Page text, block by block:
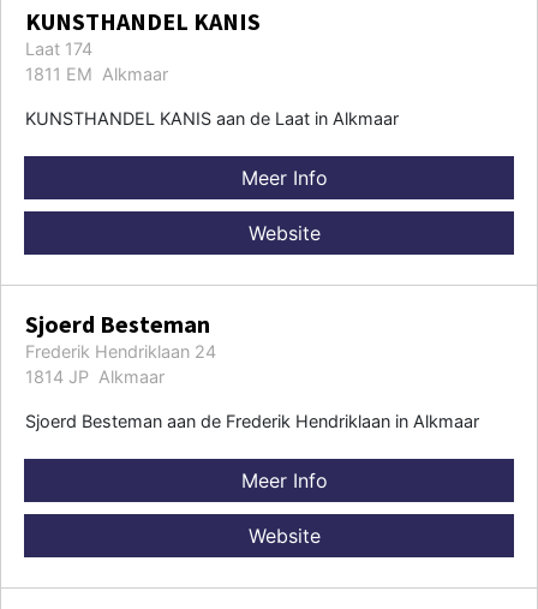
KUNSTHANDEL KANIS
Laat 174
1811 EM Alkmaar
KUNSTHANDEL KANIS aan de Laat in Alkmaar
Meer Info
Website
Sjoerd Besteman
Frederik Hendriklaan 24
1814 JP Alkmaar
Sjoerd Besteman aan de Frederik Hendriklaan in Alkmaar
Meer Info
Website